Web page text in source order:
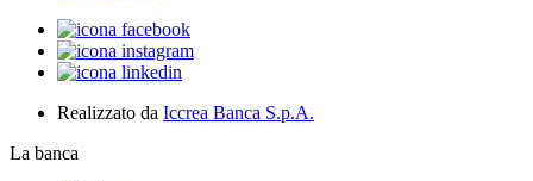
Realizzato da Iccrea Banca S.p.A.
La banca